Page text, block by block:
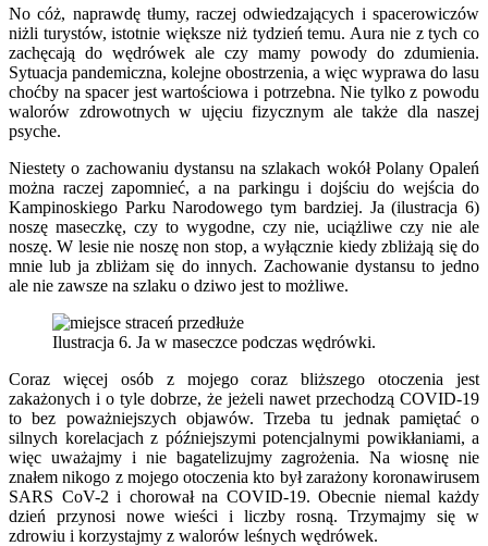
No cóż, naprawdę tłumy, raczej odwiedzających i spacerowiczów
niżli turystów, istotnie większe niż tydzień temu. Aura nie z tych co
zachęcają do wędrówek ale czy mamy powody do zdumienia.
Sytuacja pandemiczna, kolejne obostrzenia, a więc wyprawa do lasu
choćby na spacer jest wartościowa i potrzebna. Nie tylko z powodu
walorów zdrowotnych w ujęciu fizycznym ale także dla naszej
psyche.
Niestety o zachowaniu dystansu na szlakach wokół Polany Opaleń
można raczej zapomnieć, a na parkingu i dojściu do wejścia do
Kampinoskiego Parku Narodowego tym bardziej. Ja (ilustracja 6)
noszę maseczkę, czy to wygodne, czy nie, uciążliwe czy nie ale
noszę. W lesie nie noszę non stop, a wyłącznie kiedy zbliżają się do
mnie lub ja zbliżam się do innych. Zachowanie dystansu to jedno
ale nie zawsze na szlaku o dziwo jest to możliwe.
Ilustracja 6. Ja w maseczce podczas wędrówki.
Coraz więcej osób z mojego coraz bliższego otoczenia jest
zakażonych i o tyle dobrze, że jeżeli nawet przechodzą COVID-19
to bez poważniejszych objawów. Trzeba tu jednak pamiętać o
silnych korelacjach z późniejszymi potencjalnymi powikłaniami, a
więc uważajmy i nie bagatelizujmy zagrożenia. Na wiosnę nie
znałem nikogo z mojego otoczenia kto był zarażony koronawirusem
SARS CoV-2 i chorował na COVID-19. Obecnie niemal każdy
dzień przynosi nowe wieści i liczby rosną. Trzymajmy się w
zdrowiu i korzystajmy z walorów leśnych wędrówek.